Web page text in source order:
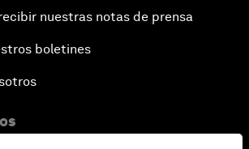
nuestras notas de prensa
boletines